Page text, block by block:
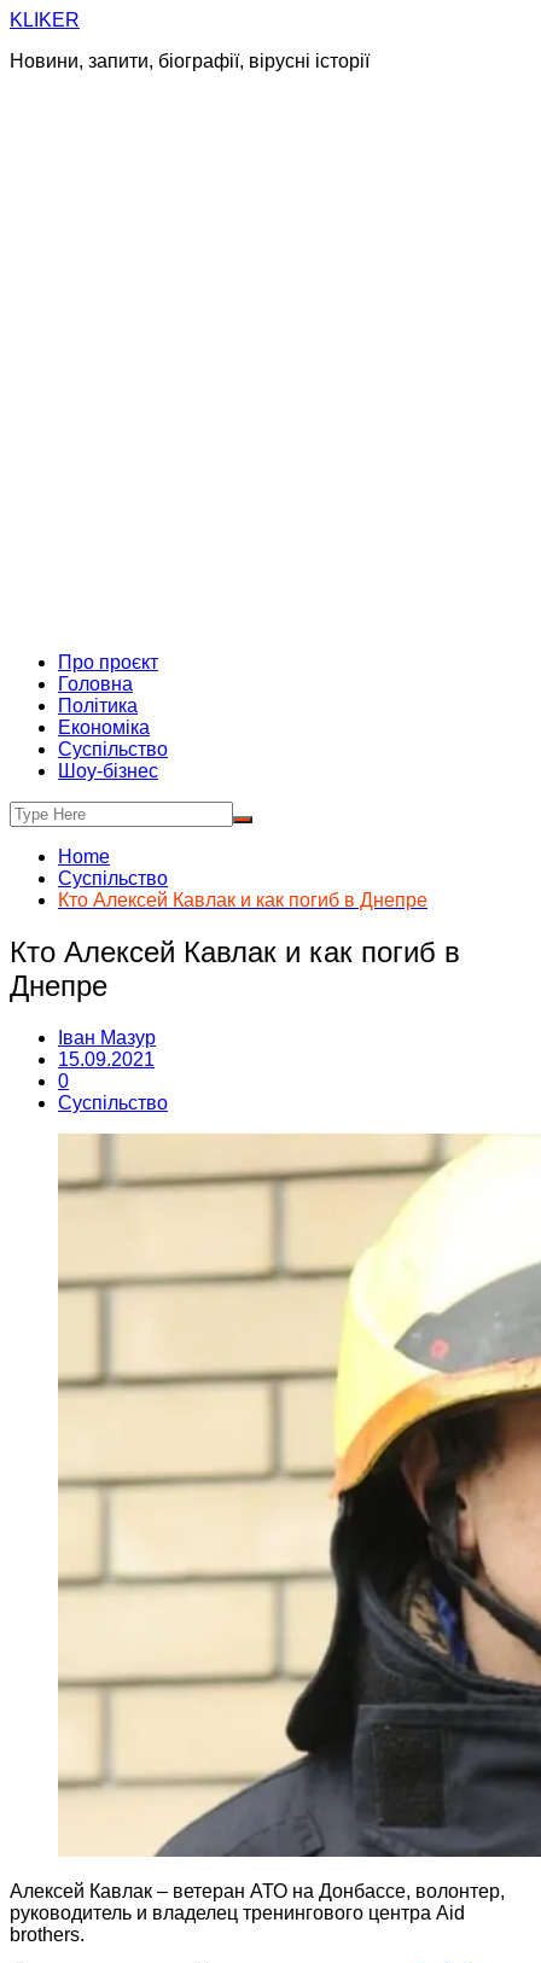
Skip
content
KLIKER
Новини, запити, біографії, вірусні історії
Про проєкт
Головна
Політика
Економіка
Суспільство
Шоу-бізнес
Home
Суспільство
Кто Алексей Кавлак и как погиб в Днепре
Кто Алексей Кавлак и как погиб в
Днепре
Іван Мазур
15.09.2021
0
Суспільство
Алексей Кавлак – ветеран АТО на Донбассе, волонтер,
руководитель и владелец тренингового центра Aid
brothers.